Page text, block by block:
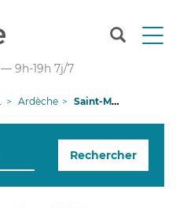
T
n
g
— 9h-19h 7j/7
Ardèche Saint-Martin-de-Valamas
Rechercher